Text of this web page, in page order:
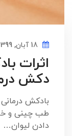
اثرات
دکش
بادکش
طب چینی و
دادن لیوان…